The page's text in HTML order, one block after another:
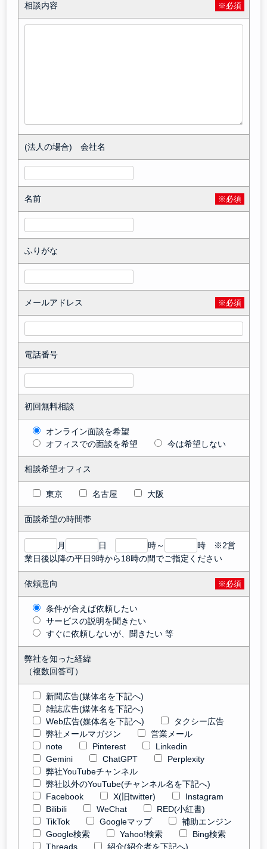
相談内容 ※必須
(法人の場合) 会社名
名前 ※必須
ふりがな
メールアドレス ※必須
電話番号
初回無料相談
オンライン面談を希望
オフィスでの面談を希望
今は希望しない
相談希望オフィス
東京 名古屋 大阪
面談希望の時間帯
月 日 時～
時 ※2営
業日後以降の平日9時から18時の間でご指定ください
依頼意向 ※必須
条件が合えば依頼したい
サービスの説明を聞きたい
すぐに依頼しないが、聞きたい 等
弊社を知った経緯
（複数回答可）
新聞広告(媒体名を下記へ)
雑誌広告(媒体名を下記へ)
Web広告(媒体名を下記へ)
タクシー広告
弊社メールマガジン
営業メール
note
Pinterest
Linkedin
Gemini
ChatGPT
Perplexity
弊社YouTubeチャンネル
弊社以外のYouTube(チャンネル名を下記へ)
Facebook
X(旧twitter)
Instagram
Bilibili
WeChat
RED(小紅書)
TikTok
Googleマップ
補助エンジン
Google検索
Yahoo!検索
Bing検索
Threads
紹介(紹介者を下記へ)